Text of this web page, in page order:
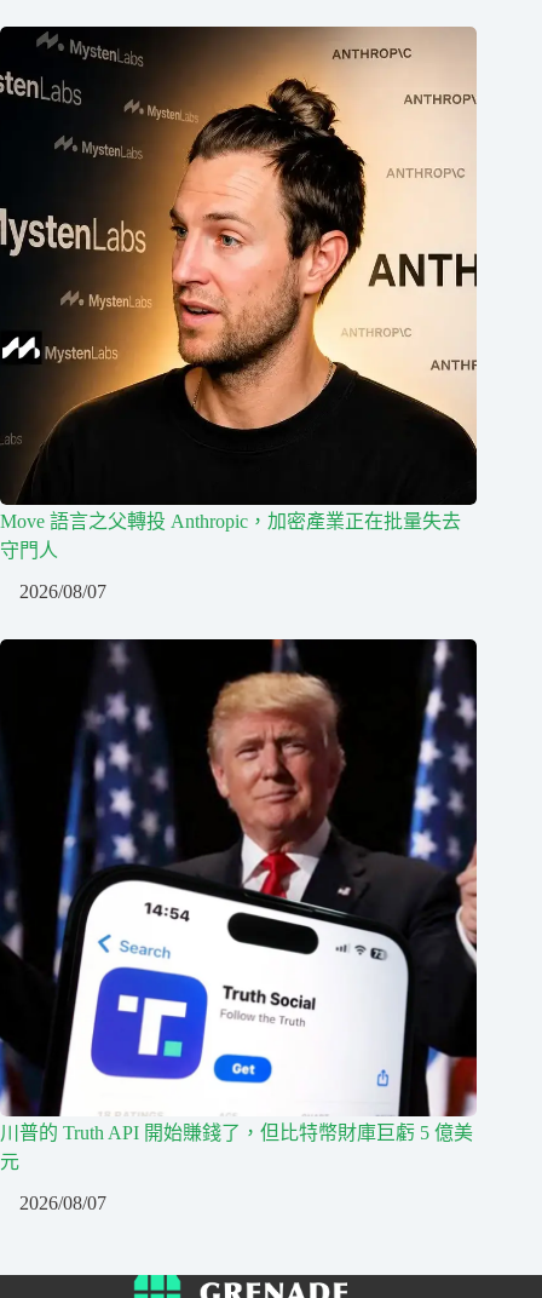
Move 語言之父轉投 Anthropic，加密產業正在批量失去
守門人
2026/08/07
川普的 Truth API 開始賺錢了，但比特幣財庫巨虧 5 億美
元
2026/08/07